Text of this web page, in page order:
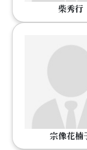
柴秀行
宗像花楠